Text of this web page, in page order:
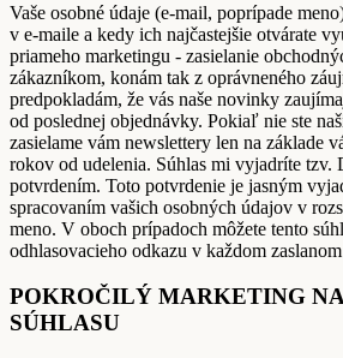
Vaše osobné údaje (e-mail, poprípade
v e-maile a kedy ich najčastejšie otvárate
priameho marketingu - zasielanie
zákazníkom, konám tak z oprávneného
predpokladám, že vás naše novinky
od poslednej objednávky. Pokiaľ nie ste
zasielame vám newslettery len na základe
rokov od udelenia. Súhlas mi vyjadríte tzv.
potvrdením. Toto potvrdenie je jasným
spracovaním vašich osobných údajov v
meno. V oboch prípadoch môžete tento
odhlasovacieho odkazu v každom
POKROČILÝ MARKETING
SÚHLASU